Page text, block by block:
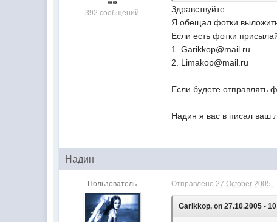
392 сообщений
Здравствуйте.
Я обещал фотки
Если есть фотки
1. Garikkop@mail.ru
2. Limakop@mail.ru
Если будете отправлять
Надин я вас в писал ваш
Надин
Пользователь Отправлено27 October 2005 -
Garikkop, on 27.10.2005 -